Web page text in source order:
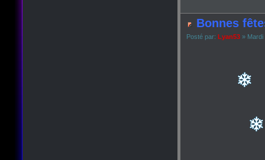
Bonnes
Posté par: Lyan53 » Mardi